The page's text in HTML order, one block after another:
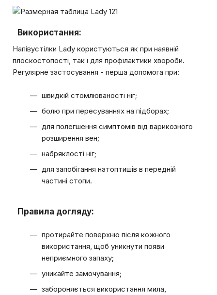
Використання:
Напівустілки Lady користуються як при наявній
плоскостопості, так і для профілактики хвороби.
Регулярне застосування - перша допомога при:
швидкій стомлюваності ніг;
болю при пересуваннях на підборах;
для полегшення симптомів від варикозного
розширення вен;
набряклості ніг;
для запобігання натоптишів в передній
частині стопи.
Правила догляду:
протирайте поверхню після кожного
використання, щоб уникнути появи
неприємного запаху;
уникайте замочування;
забороняється використання мила,